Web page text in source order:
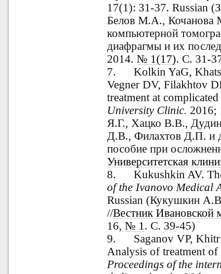
17(1): 31-37. Russian
Белов М.А., Кочанова
компьютерной
диафрагмы и их
2014.№ 1(17). С. 31-
7.
Kolkin YaG,
Vegner DV, Filakhtov
treatment at
University Clinic. 2016;
Я.Г., Хацко В.В.,
Д.В., Филахтов Д.П. и
пособие при
Университетская
8.
Kukushkin AV.
of the Ivanovo Medical
Russian (Кукушкин
//Вестник Ивановской
16,№ 1 . С. 39-45)
9.
Saganov VP,
Analysis of treatment
Proceedings of the